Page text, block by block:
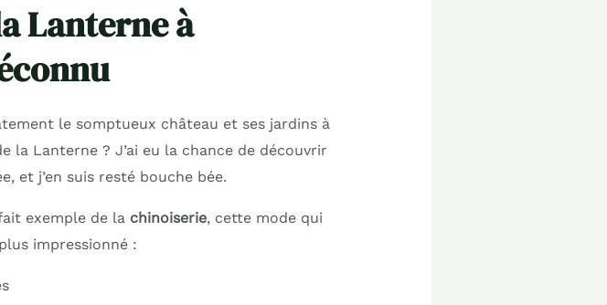
Lanterne à
le somptueux château et ses jardins à
la Lanterne ? J’ai eu la chance de découvrir
et j’en suis resté bouche bée.
exemple de la chinoiserie, cette mode qui
impressionné :